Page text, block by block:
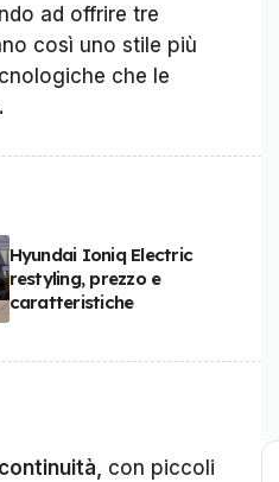
ad offrire tre
così uno stile più
che le
Hyundai Ioniq Electric
restyling, prezzo e
caratteristiche
continuità, con piccoli